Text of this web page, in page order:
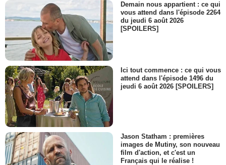
Demain nous appartient : ce qui
vous attend dans l'épisode 2264
du jeudi 6 août 2026
[SPOILERS]
Ici tout commence : ce qui vous
attend dans l'épisode 1496 du
jeudi 6 août 2026 [SPOILERS]
Jason Statham : premières
images de Mutiny, son nouveau
film d'action, et c'est un
Français qui le réalise !